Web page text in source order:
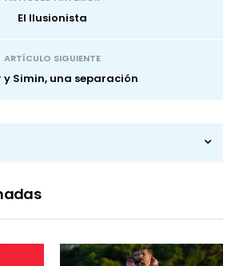
El Ilusionista
ARTÍCULO SIGUIENTE
y Simin, una separación